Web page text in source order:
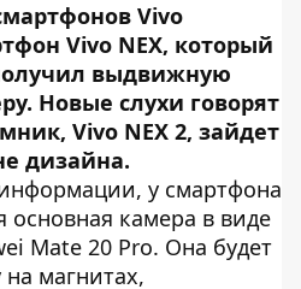
Vivo
Vivo NEX, который
выдвижную
Новые слухи говорят
Vivo NEX 2, зайдет
дизайна.
у смартфона
камера в виде
Mate 20 Pro. Она будет
на магнитах,